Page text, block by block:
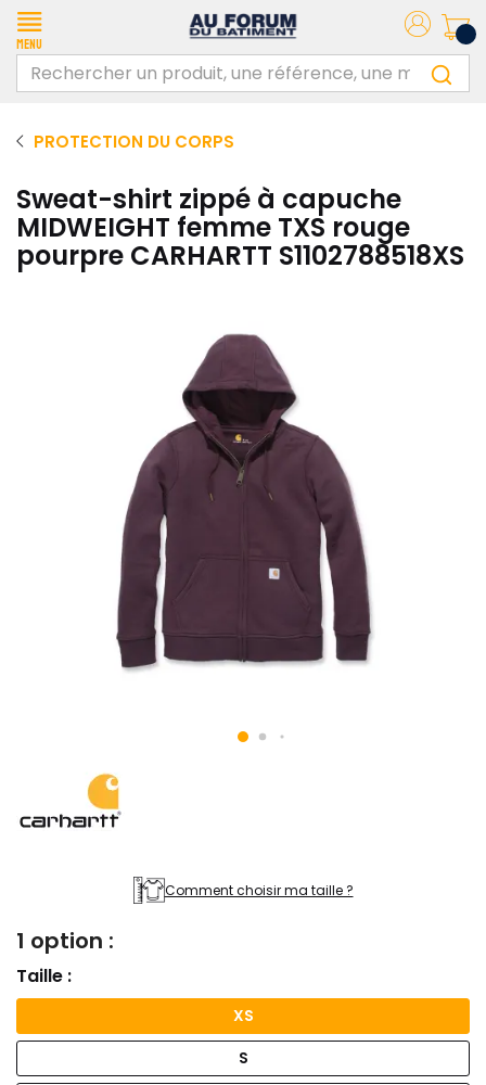
Menu
PROTECTION DU CORPS
Sweat-shirt zippé à capuche
MIDWEIGHT femme TXS rouge
pourpre CARHARTT S1102788518XS
Comment choisir ma taille ?
1 option :
Taille :
XS
S